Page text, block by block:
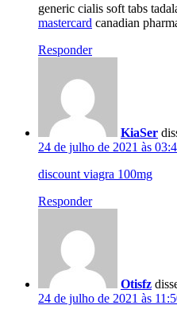
generic cialis soft tabs
mastercard canadian
Responder
KiaSer
24 de julho de 2021 às
discount viagra 100mg
Responder
Otisfz
24 de julho de 2021 às